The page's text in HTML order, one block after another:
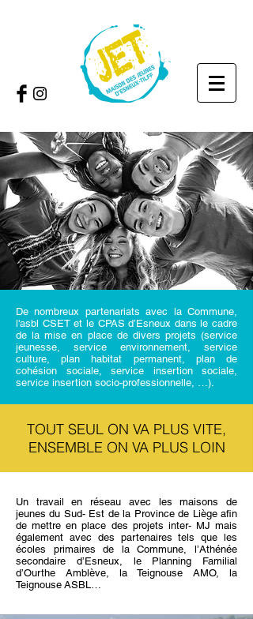
De nombreux partenariats avec la Commune,
l'asbl CSET et le CPAS d’Esneux dans le cadre
de la mise en place de divers projets (service
jeunesse, service environnement, service
culture, plan habitat permanent, plan de
cohésion sociale, service insertion sociale,
service insertion socio-professionnelle, …).
TOUT SEUL ON VA PLUS VITE,
ENSEMBLE ON VA PLUS LOIN
Un travail en réseau avec les maisons de
jeunes du Sud- Est de la Province de Liège afin
de mettre en place des projets inter- MJ mais
également avec des partenaires tels que les
écoles primaires de la Commune, l’Athénée
secondaire d’Esneux, le Planning Familial
d’Ourthe Amblève, la Teignouse AMO, la
Teignouse ASBL…